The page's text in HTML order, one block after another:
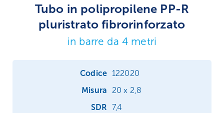
Tubo in polipropilene PP-R
pluristrato fibrorinforzato
in barre da 4 metri
122020
20 x 2,8
7,4